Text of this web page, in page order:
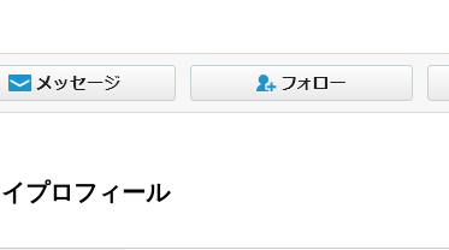
プロフィール